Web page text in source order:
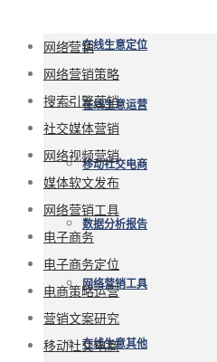
在线生意定位
在线生意运营
移动社交电商
数据分析报告
网络营销工具
在线生意其他
网络营销
网络营销策略
搜索引擎营销
社交媒体营销
网络视频营销
媒体软文发布
网络营销工具
电子商务
电子商务定位
电商策略运营
营销文案研究
移动社交电商